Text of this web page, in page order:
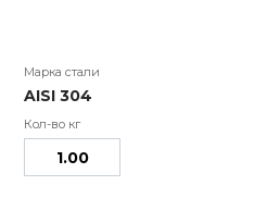
AISI 304